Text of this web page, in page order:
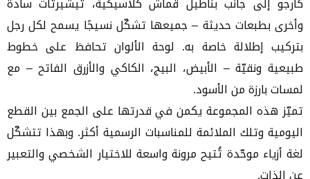
وأخرى بطبعات حديثة – جميعها تشكّل نسيجًا يسمح لكل رجل
بتركيب إطلالة خاصة به. لوحة الألوان تحافظ على خطوط
طبيعية ونقيّة – الأبيض، البيج، الكاكي والأزرق الفاتح – مع
لمسات بارزة من الأسود.
تميّز هذه المجموعة يكمن في قدرتها على الجمع بين القطع
اليومية وتلك الملائمة للمناسبات الرسمية أكثر. وبهذا تتشكّل
لغة أزياء موحّدة تُتيح مرونة واسعة للاختيار الشخصي والتعبير